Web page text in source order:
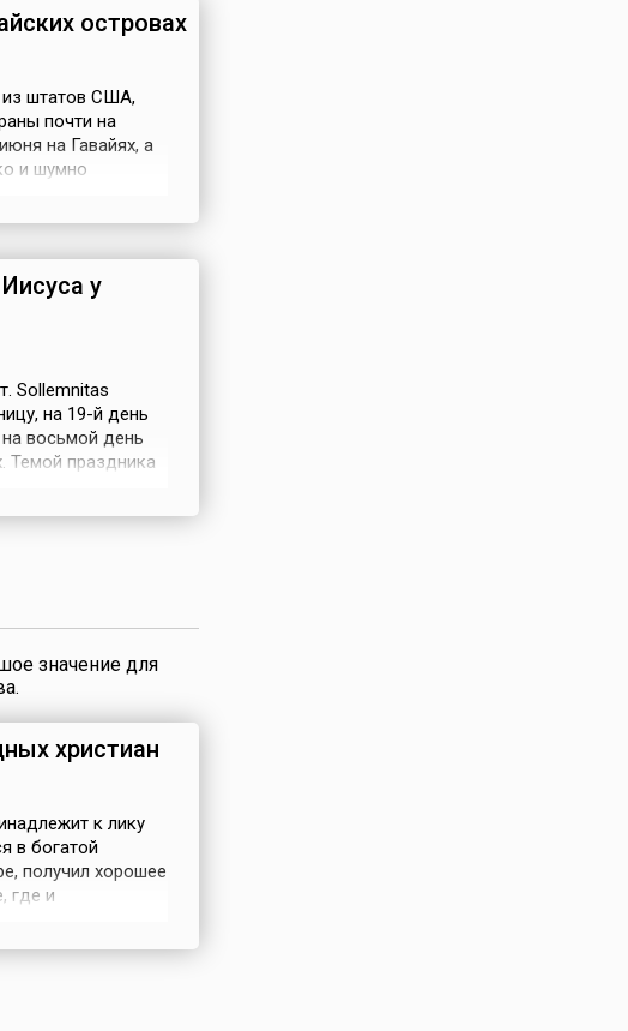
островах
из штатов США,
почти на
на Гавайях, а
и шумно
у
Sollemnitas
на 19-й день
восьмой день
Темой праздника
значение для
христиан
к лику
в богатой
получил хорошее
где и